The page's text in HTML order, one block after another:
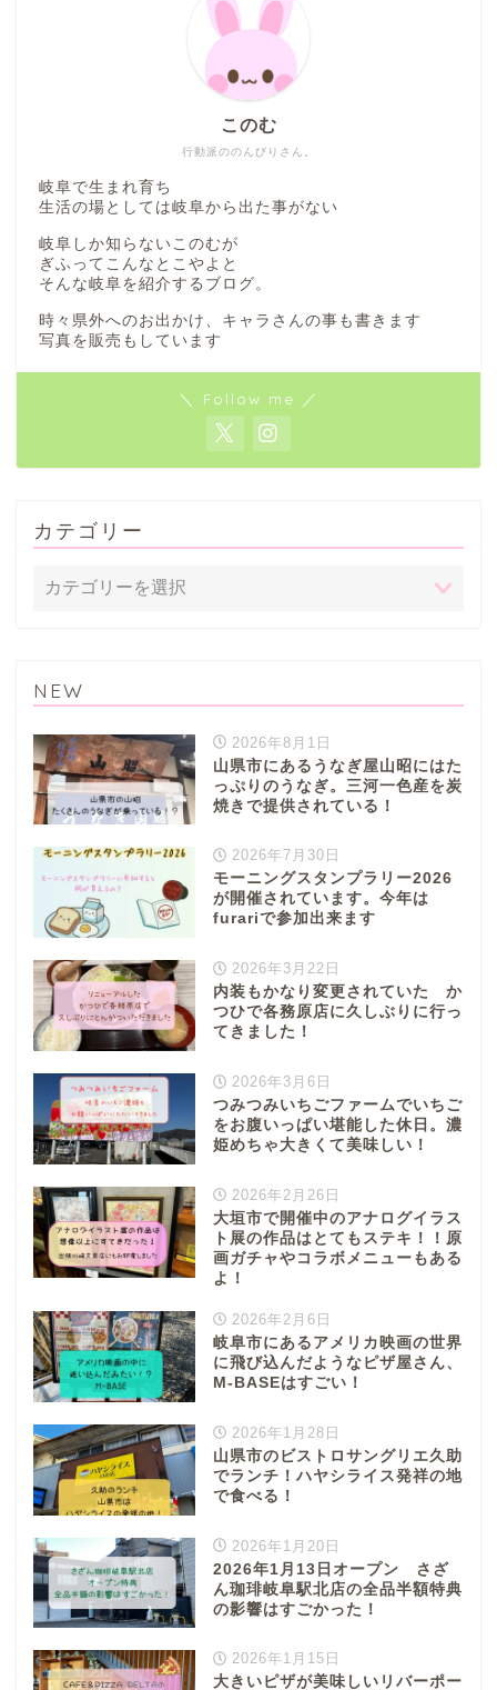
行動派ののんびりさん。
このむ
岐阜で生まれ育ち
生活の場としては岐阜から出た事がない
岐阜しか知らないこのむが
ぎふってこんなとこやよと
そんな岐阜を紹介するブログ。
時々県外へのお出かけ、キャラさんの事も書きます
写真を販売もしています
＼ Follow me ／
カテゴリー
NEW
2026年8月1日
山県市にあるうなぎ屋山昭にはた
っぷりのうなぎ。三河一色産を炭
焼きで提供されている！
2026年7月30日
モーニングスタンプラリー2026
が開催されています。今年は
furariで参加出来ます
2026年3月22日
内装もかなり変更されていた か
つひで各務原店に久しぶりに行っ
てきました！
2026年3月6日
つみつみいちごファームでいちご
をお腹いっぱい堪能した休日。濃
姫めちゃ大きくて美味しい！
2026年2月26日
大垣市で開催中のアナログイラス
ト展の作品はとてもステキ！！原
画ガチャやコラボメニューもある
よ！
2026年2月6日
岐阜市にあるアメリカ映画の世界
に飛び込んだようなピザ屋さん、
M-BASEはすごい！
2026年1月28日
山県市のビストロサングリエ久助
でランチ！ハヤシライス発祥の地
で食べる！
2026年1月20日
2026年1月13日オープン さざ
ん珈琲岐阜駅北店の全品半額特典
の影響はすごかった！
2026年1月15日
大きいピザが美味しいリバーポー